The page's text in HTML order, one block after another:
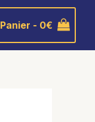
Panier - 0€